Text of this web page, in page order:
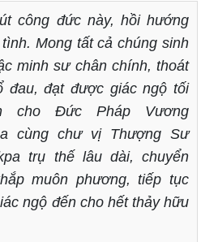
công đức này, hồi hướng
Mong tất cả chúng sinh
minh sư chân chính, thoát
đau, đạt được giác ngộ tối
cho Đức Pháp Vương
cùng chư vị Thượng Sư
trụ thế lâu dài, chuyển
muôn phương, tiếp tục
ngộ đến cho hết thảy hữu